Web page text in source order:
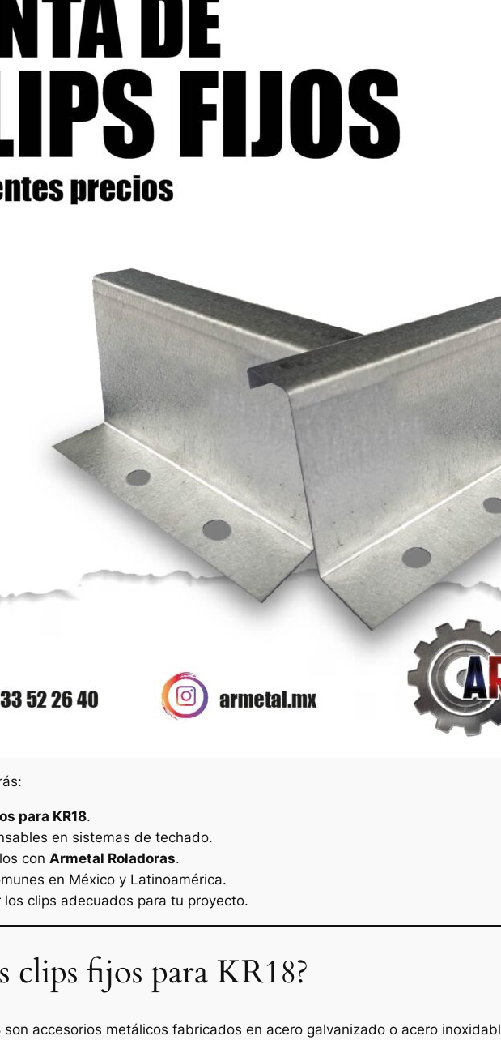
para KR18.
en sistemas de techado.
con Armetal Roladoras.
en México y Latinoamérica.
los clips adecuados para tu proyecto.
clips fijos para KR18?
son accesorios metálicos fabricados en acero galvanizado o acero